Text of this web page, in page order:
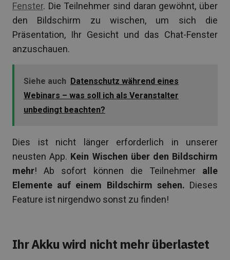
Fenster. Die Teilnehmer sind daran gewöhnt, über
den Bildschirm zu wischen, um sich die
Präsentation, Ihr Gesicht und das Chat-Fenster
anzuschauen.
Siehe auch
Datenschutz während eines
Webinars – was soll ich als Veranstalter
unbedingt beachten?
Dies ist nicht länger erforderlich in unserer
neusten App. Kein Wischen über den Bildschirm
mehr! Ab sofort können die Teilnehmer alle
Elemente auf einem Bildschirm sehen. Dieses
Feature ist nirgendwo sonst zu finden!
Ihr Akku wird nicht mehr überlastet